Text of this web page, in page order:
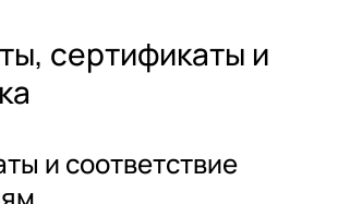
сертификаты и
и соответствие